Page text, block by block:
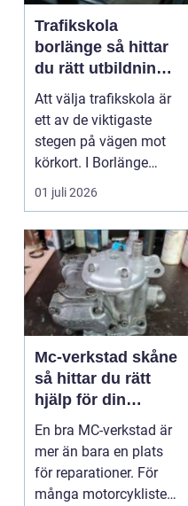
Trafikskola
borlänge så hittar
du rätt utbildning
till körkortet
Att välja trafikskola är
ett av de viktigaste
stegen på vägen mot
körkort. I Borlänge
finns flera al...
01 juli 2026
Mc-verkstad skåne
så hittar du rätt
hjälp för din
motorcykel
En bra MC-verkstad är
mer än bara en plats
för reparationer. För
många motorcyklister